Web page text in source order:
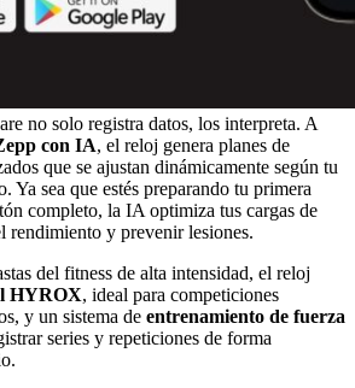
no solo registra datos, los interpreta. A
con IA, el reloj genera planes de
que se ajustan dinámicamente según tu
Ya sea que estés preparando tu primera
completo, la IA optimiza tus cargas de
rendimiento y prevenir lesiones.
del fitness de alta intensidad, el reloj
HYROX, ideal para competiciones
y un sistema de entrenamiento de fuerza
series y repeticiones de forma